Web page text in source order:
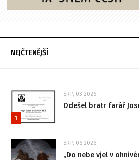
NEJČTENĚJŠÍ
1
SRP, 03 2026
Odešel bratr farář
SRP, 06 2026
„Do nebe vjel v